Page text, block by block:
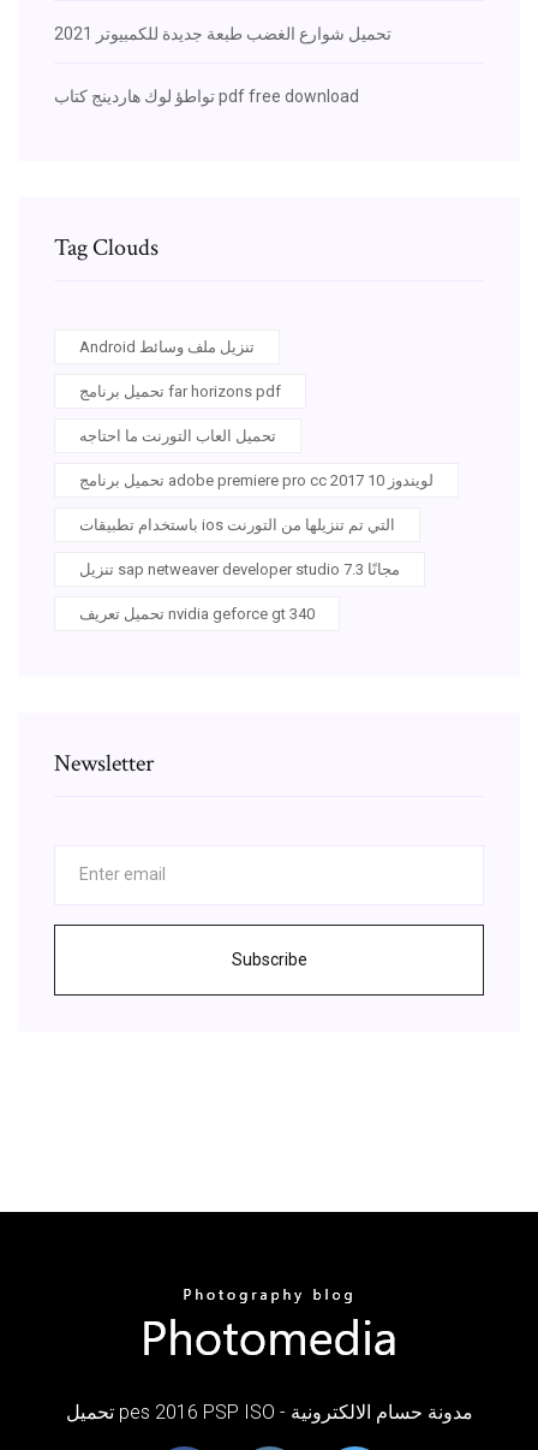
تحميل شوارع الغضب طبعة جديدة للكمبيوتر 2021
تواطؤ لوك هاردينج كتاب pdf free download
Tag Clouds
Android تنزيل ملف وسائط
تحميل برنامج far horizons pdf
تحميل العاب التورنت ما احتاجه
تحميل برنامج adobe premiere pro cc 2017 لويندوز 10
باستخدام تطبيقات ios التي تم تنزيلها من التورنت
تنزيل sap netweaver developer studio 7.3 مجانًا
تحميل تعريف nvidia geforce gt 340
Newsletter
Subscribe
تحميل pes 2016 PSP ISO - مدونة حسام الالكترونية